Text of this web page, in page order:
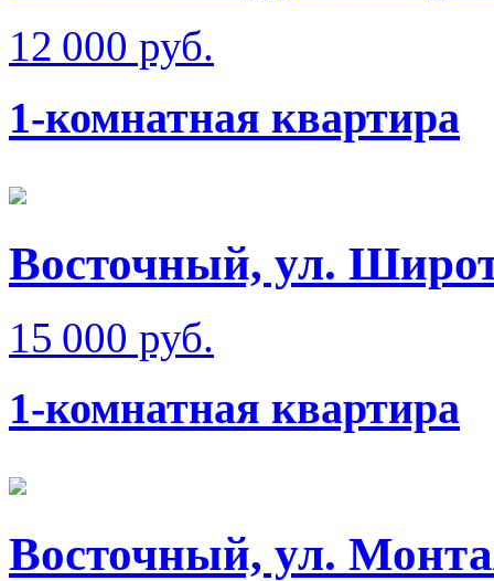
12 000 руб.
1-комнатная квартира
Восточный, ул.
15 000 руб.
1-комнатная квартира
Восточный, ул.